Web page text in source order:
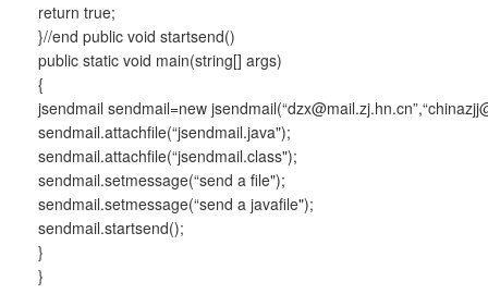
return true;
}//end public void startsend()
public static void main(string[] args)
{
jsendmail sendmail=new
sendmail.attachfile(“jsendmail.java");
sendmail.attachfile(“jsendmail.class");
sendmail.setmessage(“send a file");
sendmail.setmessage(“send a javafile");
sendmail.startsend();
}
}